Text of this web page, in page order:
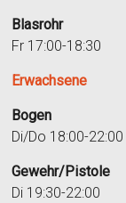
Blasrohr
Fr 17:00-18:30
Erwachsene
Bogen
Di/Do 18:00-22:00
Gewehr/Pistole
Di 19:30-22:00